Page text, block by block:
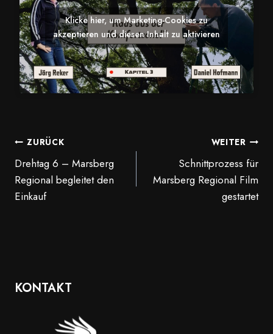
Klicke hier, um Marketing-Cookies zu
akzeptieren und diesen Inhalt zu aktivieren
BEITRAGSNAVIGATION
ZURÜCK
Drehtag 6 – Marsberg
Regional begleitet den
Einkauf
WEITER
Schnittprozess für
Marsberg Regional Film
gestartet
KONTAKT